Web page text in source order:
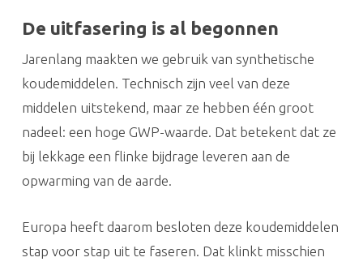
De uitfasering is al begonnen
Jarenlang maakten we gebruik van synthetische
koudemiddelen. Technisch zijn veel van deze
middelen uitstekend, maar ze hebben één groot
nadeel: een hoge GWP-waarde. Dat betekent dat ze
bij lekkage een flinke bijdrage leveren aan de
opwarming van de aarde.
Europa heeft daarom besloten deze koudemiddelen
stap voor stap uit te faseren. Dat klinkt misschien